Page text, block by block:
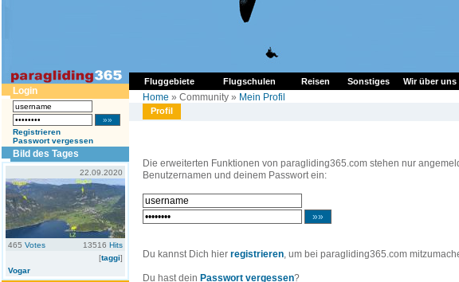
Fluggebiete Flugschulen Reisen Sonstiges Wir über uns
Login
Registrieren
Passwort vergessen
Bild des Tages
22.09.2020
465 Votes 13516 Hits
[taggi]
Vogar
Home » Community » Mein Profil
Profil
Die erweiterten Funktionen von paragliding365.com stehen nur
Benutzernamen und deinem Passwort ein:
Du kannst Dich hier registrieren, um bei paragliding365.com
Du hast dein Passwort vergessen?